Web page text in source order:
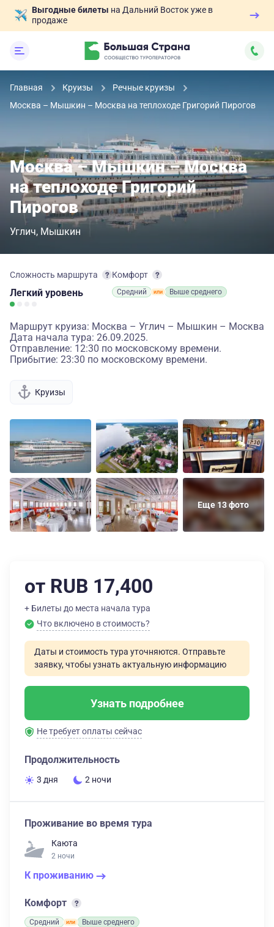
Выгодные билеты на Дальний Восток уже в
продаже
Главная Круизы
Речные круизы
Москва – Мышкин – Москва на теплоходе Григорий Пирогов
Москва – Мышкин – Москва
на теплоходе Григорий
Пирогов
Углич Мышкин
Сложность маршрута
Легкий уровень
Комфорт
Средний Выше среднего
Маршрут круиза: Москва – Углич – Мышкин – Москва
Дата начала тура: 26.09.2025.
Отправление: 12:30 по московскому времени.
Прибытие: 23:30 по московскому времени.
Круизы
Еще 13 фото
от RUB 17,400
+ Билеты до места начала тура
Что включено в стоимость?
Даты и стоимость тура уточняются. Отправьте
заявку, чтобы узнать актуальную информацию
Узнать подробнее
Не требует оплаты сейчас
Продолжительность
3 дня 2 ночи
Проживание во время тура
Каюта
2 ночи
К проживанию
Комфорт
Средний Выше среднего